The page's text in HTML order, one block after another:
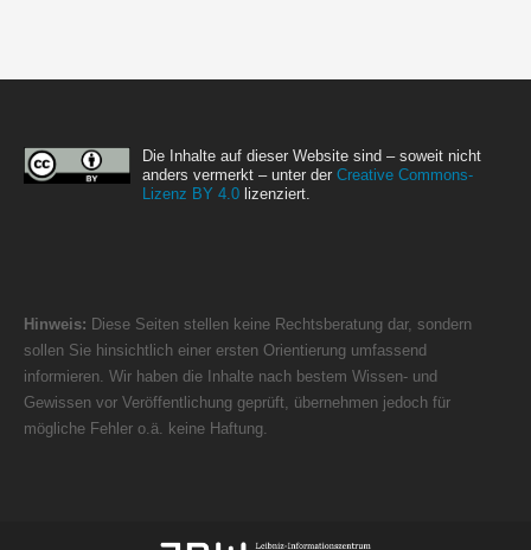
Die Inhalte auf dieser Website sind – soweit nicht
anders vermerkt – unter der Creative Commons-
Lizenz BY 4.0 lizenziert.
Hinweis: Diese Seiten stellen keine Rechtsberatung dar, sondern
sollen Sie hinsichtlich einer ersten Orientierung umfassend
informieren. Wir haben die Inhalte nach bestem Wissen- und
Gewissen vor Veröffentlichung geprüft, übernehmen jedoch für
mögliche Fehler o.ä. keine Haftung.